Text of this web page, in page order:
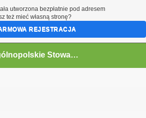
Ogólnopolskie Stowarzyszenie Internowanych i Represjonowanych
utworzona bezpłatnie pod adresem
też mieć własną stronę?
REJESTRACJA